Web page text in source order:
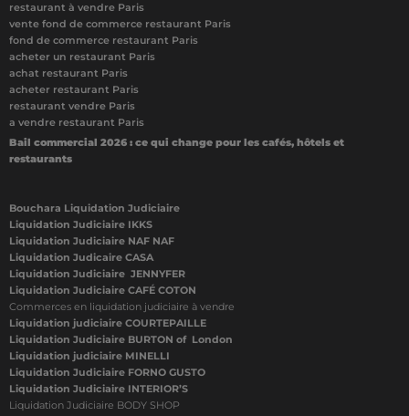
restaurant à vendre Paris
vente fond de commerce restaurant Paris
fond de commerce restaurant Paris
acheter un restaurant Paris
achat restaurant Paris
acheter restaurant Paris
restaurant vendre Paris
a vendre restaurant Paris
Bail commercial 2026 : ce qui change pour les cafés, hôtels et
restaurants
Bouchara Liquidation Judiciaire
Liquidation Judiciaire IKKS
Liquidation Judiciaire NAF NAF
Liquidation Judicaire CASA
Liquidation Judiciaire JENNYFER
Liquidation Judiciaire CAFÉ COTON
Commerces en liquidation judiciaire à vendre
Liquidation judiciaire COURTEPAILLE
Liquidation Judiciaire BURTON of London
Liquidation judiciaire MINELLI
Liquidation Judiciaire FORNO GUSTO
Liquidation Judiciaire INTERIOR’S
Liquidation Judiciaire BODY SHOP